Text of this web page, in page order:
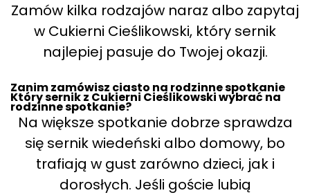
Zamów kilka rodzajów naraz albo zapytaj
w Cukierni Cieślikowski, który sernik
najlepiej pasuje do Twojej okazji.
Zanim zamówisz ciasto na rodzinne spotkanie
Który sernik z Cukierni Cieślikowski wybrać na
rodzinne spotkanie?
Na większe spotkanie dobrze sprawdza
się sernik wiedeński albo domowy, bo
trafiają w gust zarówno dzieci, jak i
dorosłych. Jeśli goście lubią